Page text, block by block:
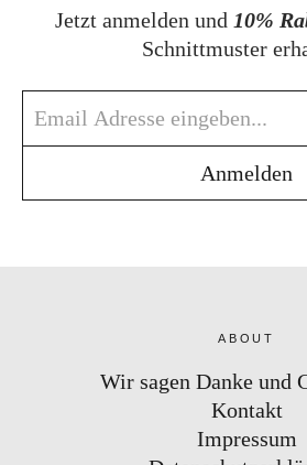
Jetzt anmelden und 10%
Schnittmuster
ABOUT
Wir sagen Danke und
Kontakt
Impressum